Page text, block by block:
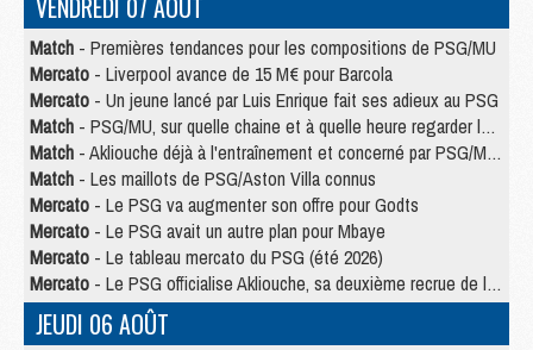
VENDREDI 07 AOÛT
Match - Premières tendances pour les compositions de PSG/MU
Mercato - Liverpool avance de 15 M€ pour Barcola
Mercato - Un jeune lancé par Luis Enrique fait ses adieux au PSG
Match - PSG/MU, sur quelle chaine et à quelle heure regarder le match ?
Match - Akliouche déjà à l'entraînement et concerné par PSG/MU ?
Match - Les maillots de PSG/Aston Villa connus
Mercato - Le PSG va augmenter son offre pour Godts
Mercato - Le PSG avait un autre plan pour Mbaye
Mercato - Le tableau mercato du PSG (été 2026)
Mercato - Le PSG officialise Akliouche, sa deuxième recrue de l’été
JEUDI 06 AOÛT